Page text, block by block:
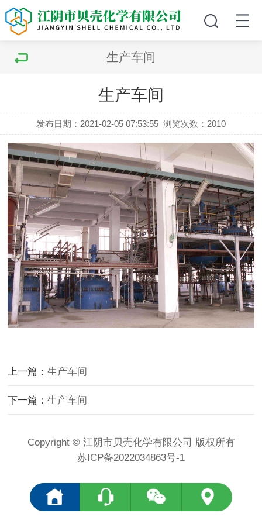
生产车间
生产车间
发布日期：2021-02-05 07:53:55 浏览次数：2010
上一篇：生产车间
下一篇：生产车间
Copyright © 江阴市贝壳化学有限公司 版权所有
苏ICP备2022034863号-1